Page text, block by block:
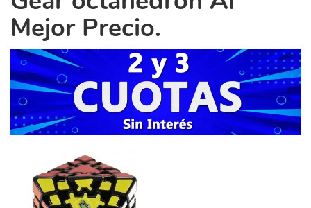
Mejor Precio.